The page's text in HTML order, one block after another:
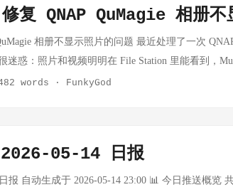
那些你独自开发时可能要花几个月才踩到的边界
然没有问题，但如果你的后端是 Go 写的——或者
成本：两套依赖管理、两个运行时、两种调试工具
，跟你现有的 Go 服务深度集成，单二进制部署，
。每接一个，都要读一遍 SDK 文档，写一堆胶水代
做了。OpenAI、Claude、Gemini、豆包 Ark、
的 Tracing，一行配置。你换模型供应商
视角，讲我为什么推荐它。 典型请求链路 客户端 ↓ /
/ UserAuth ↓ 限流 ModelRequestRateLimit ↓ 分发
转换上游格式并请求 provider ↓ DoResponse 解
结论：new-api 适合什么团队？ 如果你符合下面两条
复 QNAP QuMagie 相册不
相册不显示照片的问题 最近处理了一次
迷惑：照片和视频明明在 File Station 里能看到，
却始终是空的。 这篇文章记录完整排查和修复过
件夹可能为空，您的访问权限不足，或文件当前仍
看到照片和视频。 使用同一个 NAS 账号可以进入目
words · FunkyGod
2026-05-14 日报
报 自动生成于 2026-05-14 23:00 📊 今日推送概览